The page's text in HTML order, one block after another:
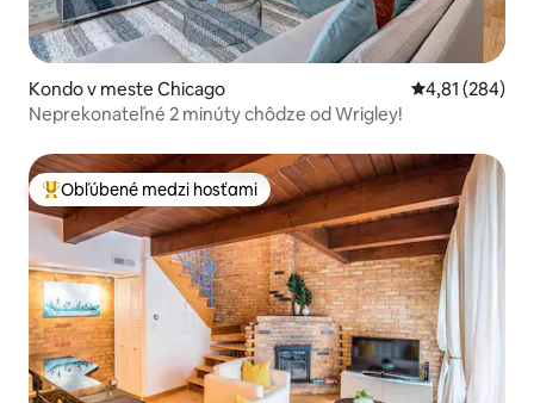
Kondo v meste Chicago Priemerné
4,81 (284)
Neprekonateľné 2 minúty chôdze od Wrigley!
Najobľúbenejšie medzi hosťami
Obľúbené medzi hosťami